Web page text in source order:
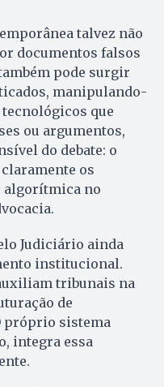
talvez não
documentos falsos
pode surgir
manipulando-
que
ou argumentos,
do debate: o
os
algorítmica no
Judiciário ainda
institucional.
tribunais na
de
próprio sistema
integra essa